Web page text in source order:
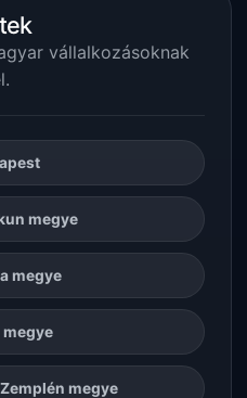
vállalkozásoknak
megye
megye
megye
megye